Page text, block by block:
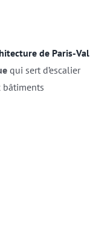
de Paris-Val
qui sert d’escalier
bâtiments